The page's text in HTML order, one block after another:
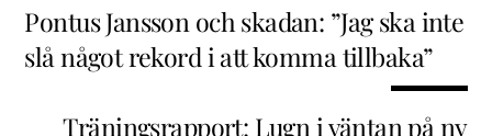
Pontus Jansson och skadan: ”Jag ska inte
slå något rekord i att komma tillbaka”
Träningsrapport: Lugn i väntan på ny